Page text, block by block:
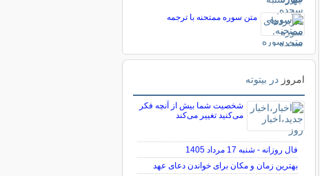
متن سوره ممتحنه با ترجمه
امروز در بیتوته
شخصیت شما بیش از آنچه فکر
می‌کنید تغییر می‌کند
فال روزانه - شنبه 17 مرداد 1405
بهترین زمان و مکان برای خواندن دعای عهد